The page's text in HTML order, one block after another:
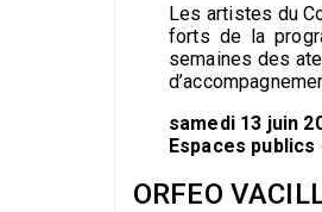
Les artistes du
forts de la
semaines des
samedi 13 juin
Espaces
ORFEO